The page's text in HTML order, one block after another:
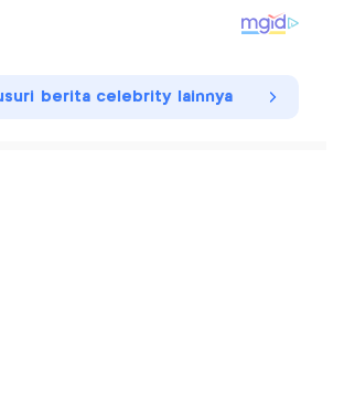
berita celebrity lainnya